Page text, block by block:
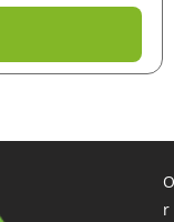
O
r